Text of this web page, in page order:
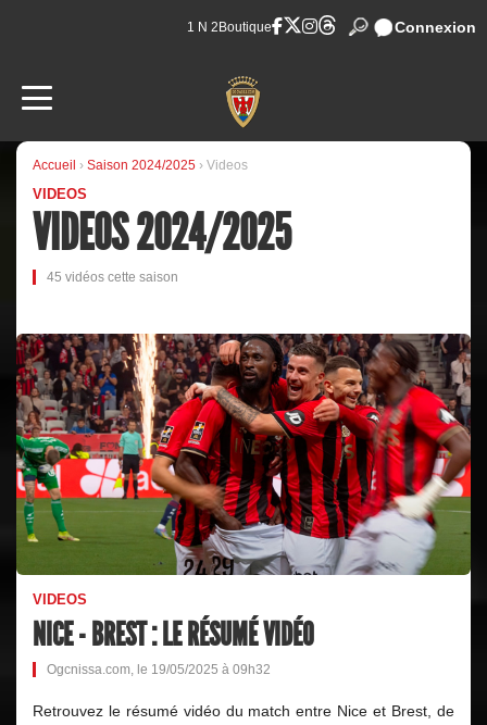
1 N 2 Boutique Connexion
Accueil › Saison 2024/2025 › Videos
VIDEOS
VIDEOS 2024/2025
45 vidéos cette saison
VIDEOS
NICE - BREST : LE RÉSUMÉ VIDÉO
Ogcnissa.com, le 19/05/2025 à 09h32
Retrouvez le résumé vidéo du match entre Nice et Brest, de